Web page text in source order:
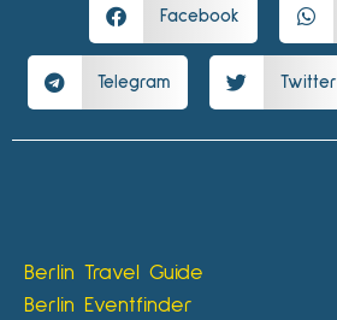
Facebook
Telegram Twitter
Berlin Travel Guide
Berlin Eventfinder